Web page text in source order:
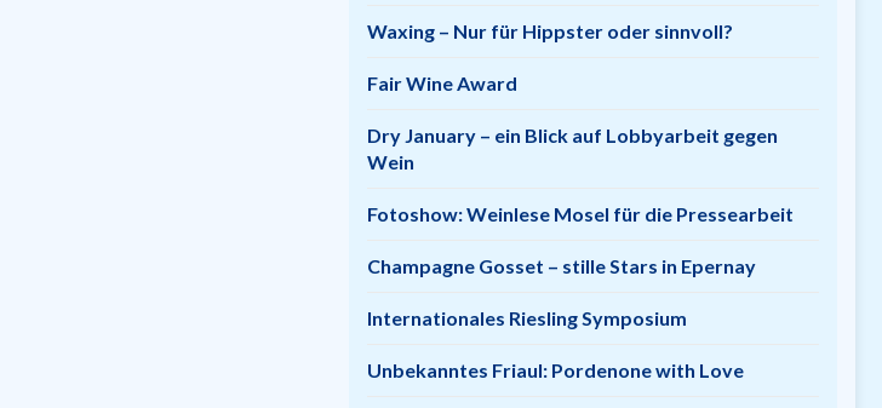
Waxing – Nur für Hippster oder sinnvoll?
Fair Wine Award
Dry January – ein Blick auf Lobbyarbeit gegen
Wein
Fotoshow: Weinlese Mosel für die Pressearbeit
Champagne Gosset – stille Stars in Epernay
Internationales Riesling Symposium
Unbekanntes Friaul: Pordenone with Love